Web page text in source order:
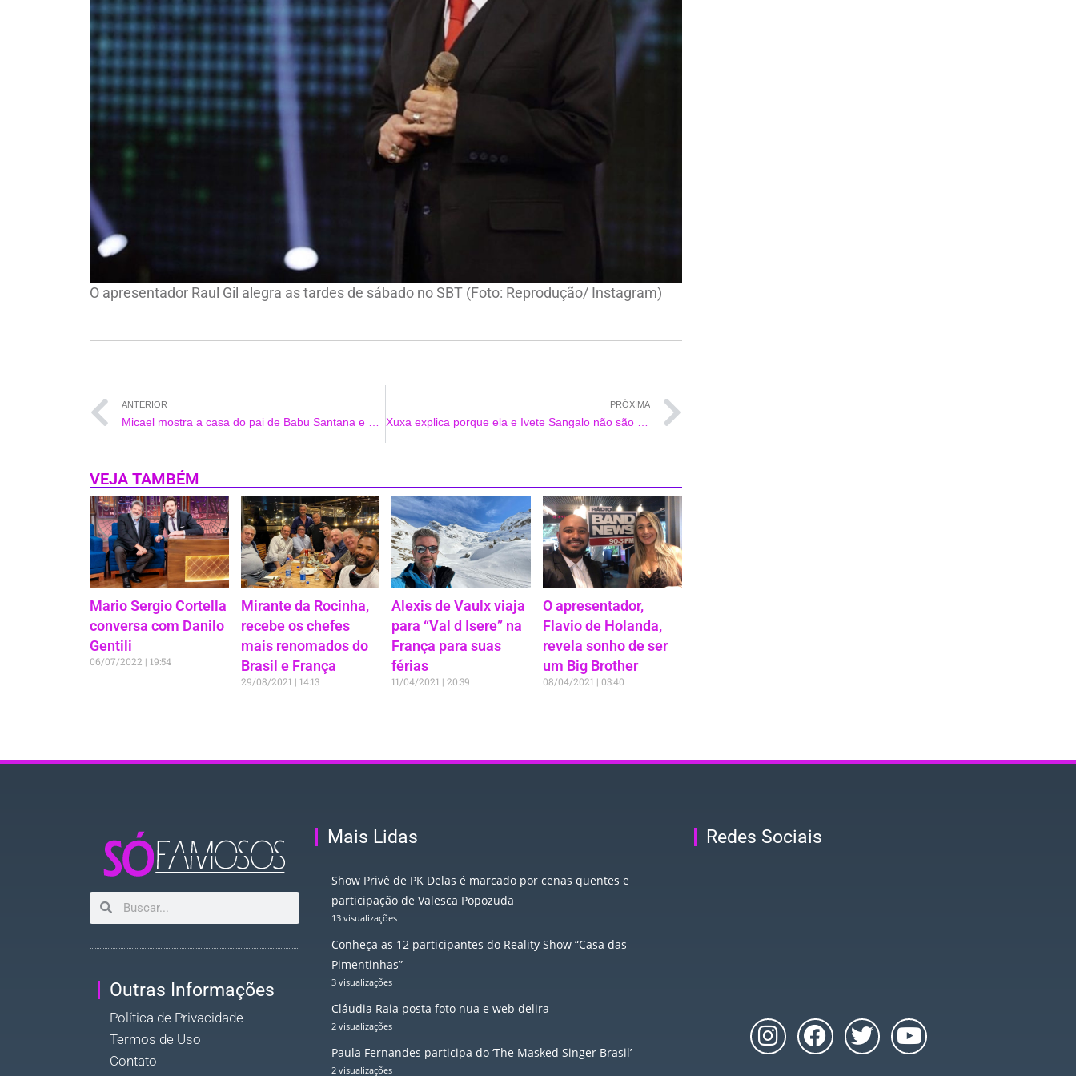
O apresentador Raul Gil alegra as tardes de sábado no SBT (Foto: Reprodução/ Instagram)
ANTERIOR PRÓXIMA
VEJA TAMBÉM
Mario Sergio Cortella
conversa com Danilo
Gentili
06/07/2022 19:54
Mirante da Rocinha,
recebe os chefes
mais renomados do
Brasil e França
29/08/2021 14:13
Alexis de Vaulx viaja
para “Val d Isere” na
França para suas
férias
11/04/2021 20:39
O apresentador,
Flavio de Holanda,
revela sonho de ser
um Big Brother
08/04/2021 03:40
Outras Informações
Política de Privacidade
Termos de Uso
Contato
Mais Lidas
Show Privê de PK Delas é marcado por cenas quentes e
participação de Valesca Popozuda
13 visualizações
Conheça as 12 participantes do Reality Show “Casa das
Pimentinhas”
3 visualizações
Cláudia Raia posta foto nua e web delira
2 visualizações
Paula Fernandes participa do ‘The Masked Singer Brasil’
2 visualizações
Redes Sociais